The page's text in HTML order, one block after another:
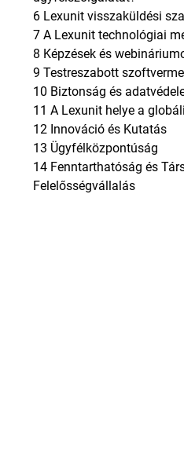
6 Lexunit visszaküldési
7 A Lexunit technológiai
8 Képzések és
9 Testreszabott
10 Biztonság és
11 A Lexunit helye a
12 Innováció és Kutatás
13 Ügyfélközpontúság
14 Fenntarthatóság és
Felelősségvállalás